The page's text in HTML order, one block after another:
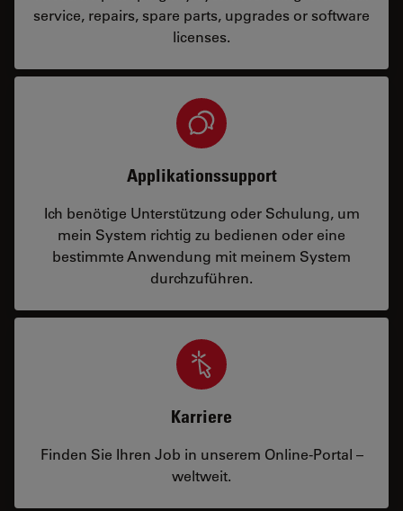
service, repairs, spare parts, upgrades or software
licenses.
Applikationssupport
Ich benötige Unterstützung oder Schulung, um
mein System richtig zu bedienen oder eine
bestimmte Anwendung mit meinem System
durchzuführen.
Karriere
Finden Sie Ihren Job in unserem Online-Portal –
weltweit.